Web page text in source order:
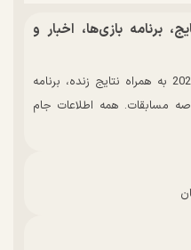
جهانی 2026 | نتایج، برنامه بازی‌ها، اخبار و
مشاهده جدول کامل جام جهانی 2026 به همراه نتایج زنده، برنامه
مسابقات. همه اطلاعات جام